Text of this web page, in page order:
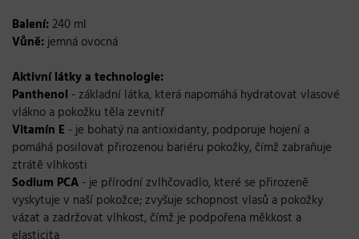
Balení:240 ml
Vůně:jemná ovocná
Aktivní látky a technologie:
Panthenol - základní látka, která napomáhá hydratovat vlasové
vlákno a pokožku těla zevnitř
Vitamín E - je bohatý na antioxidanty, podporuje hojení a
pomáhá posilovat přirozenou bariéru pokožky, čímž zabraňuje
ztrátě vlhkosti
Sodium PCA - je přírodní zvlhčovadlo, které se přirozeně
vyskytuje v naší pokožce; zvyšuje schopnost vlasů a pokožky
vázat a zadržovat vlhkost, čímž je podpořena měkkost a